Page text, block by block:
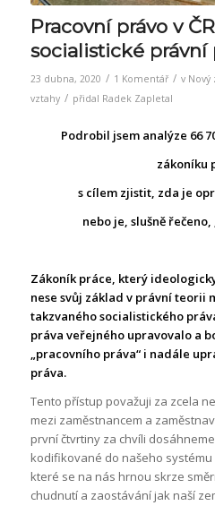
Pracovní právo v
socialistické právní
23 dubna, 2020 / 1 Komentář / v Nový
vztahy / přidal Radek Zapletal
Podrobil jsem analýze 66
zákoníku
s cílem zjistit, zda je
nebo je, slušně
Zákoník práce, který
nese svůj základ v právní teorii
takzvaného socialistického
práva veřejného upravovalo a
„pracovního práva“ i nadále
práva.
Tento přístup považuji za zcela
mezi zaměstnancem a
první čtvrtiny za chvíli
kodifikované do našeho systému
které se na nás hrnou skrze
chudnutí a zaostávání jak naší